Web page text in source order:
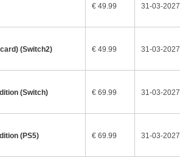
€ 49.99 31-03-2027
(Switch2) € 49.99 31-03-2027
(Switch) € 69.99 31-03-2027
(PS5) € 69.99 31-03-2027